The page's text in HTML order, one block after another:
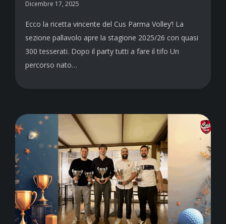
Dicembre 17, 2025
Ecco la ricetta vincente del Cus Parma Volley’! La
sezione pallavolo apre la stagione 2025/26 con quasi
300 tesserati. Dopo il party tutti a fare il tifo Un
percorso nato…